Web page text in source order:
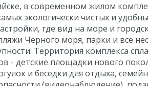
в современном жилом
экологически чистых и
где вид на море и
Черного моря, парки и все
Территория комплекса
- детские площадки нового
и беседки для отдыха,